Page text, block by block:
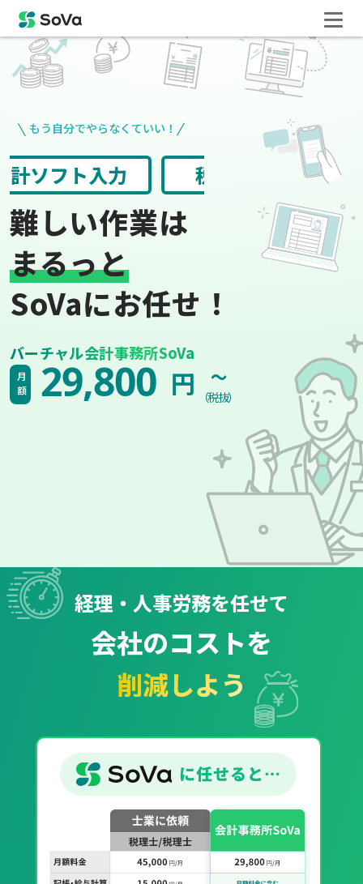
もう自分でやらなくていい！
請求書や領収書 役所手続き
難しい作業は
まるっと
SoVaにお任せ！
バーチャル会計事務所SoVa
月額 29,800 円 ~
（税抜）
経理・人事労務を任せて
会社のコストを
削減しよう